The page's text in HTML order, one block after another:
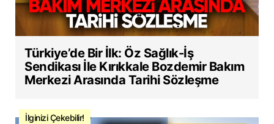
Türkiye’de Bir İlk: Öz Sağlık-İş
Sendikası İle Kırıkkale Bozdemir Bakım
Merkezi Arasında Tarihi Sözleşme
İlginizi Çekebilir!